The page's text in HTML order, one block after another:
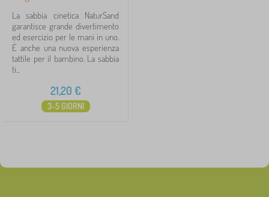
La sabbia cinetica NaturSand
garantisce grande divertimento
ed esercizio per le mani in uno.
È anche una nuova esperienza
tattile per il bambino. La sabbia
ti...
21,20 €
3-5 GIORNI